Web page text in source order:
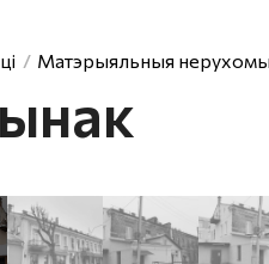
Матэрыяльныя